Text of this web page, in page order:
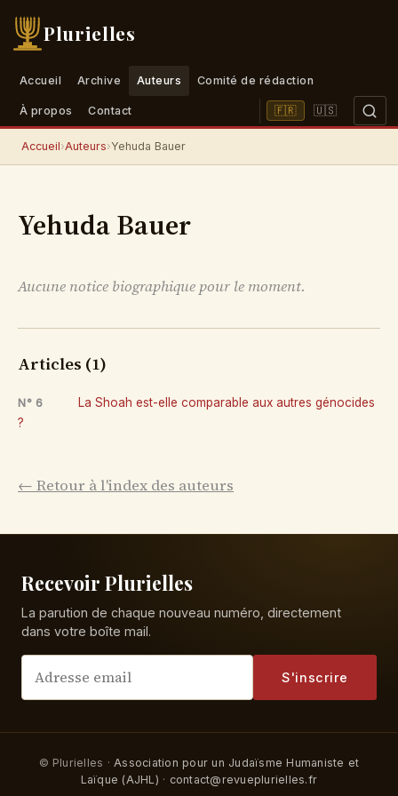
Plurielles
Accueil Archive Auteurs Comité de rédaction
À propos Contact 🇫🇷 🇺🇸
Accueil›Auteurs›Yehuda Bauer
Yehuda Bauer
Aucune notice biographique pour le moment.
Articles (1)
N° 6
La Shoah est-elle comparable aux autres génocides
?
← Retour à l'index des auteurs
Recevoir Plurielles
La parution de chaque nouveau numéro, directement
dans votre boîte mail.
S'inscrire
© Plurielles · Association pour un Judaïsme Humaniste et
Laïque (AJHL) · contact@revueplurielles.fr